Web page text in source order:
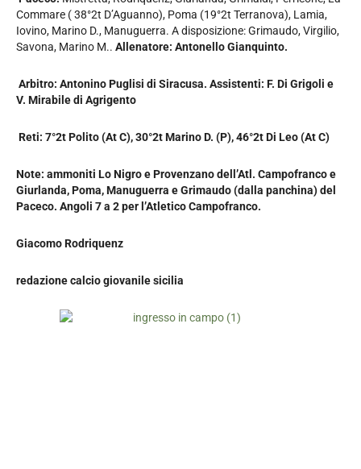
Commare ( 38°2t D’Aguanno), Poma (19°2t Terranova), Lamia,
Iovino, Marino D., Manuguerra. A disposizione: Grimaudo, Virgilio,
Savona, Marino M.. Allenatore: Antonello Gianquinto.
Arbitro: Antonino Puglisi di Siracusa. Assistenti: F. Di Grigoli e
V. Mirabile di Agrigento
Reti: 7°2t Polito (At C), 30°2t Marino D. (P), 46°2t Di Leo (At C)
Note: ammoniti Lo Nigro e Provenzano dell’Atl. Campofranco e
Giurlanda, Poma, Manuguerra e Grimaudo (dalla panchina) del
Paceco. Angoli 7 a 2 per l’Atletico Campofranco.
Giacomo Rodriquenz
redazione calcio giovanile sicilia